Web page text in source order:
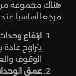
هناك مجموعة من
مرجعاً أساسياً
ارتفاع
الوقوف
عمق